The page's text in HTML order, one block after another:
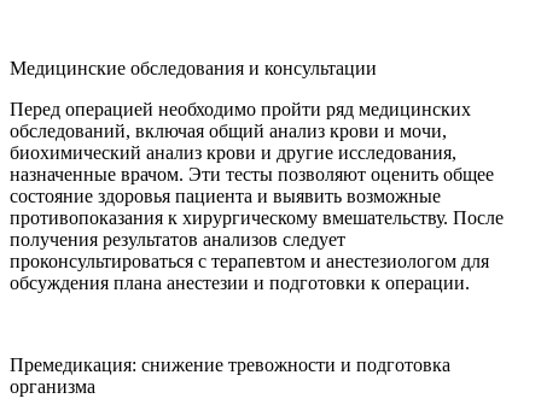
Медицинские обследования и консультации
Перед операцией необходимо пройти ряд медицинских
обследований, включая общий анализ крови и мочи,
биохимический анализ крови и другие исследования,
назначенные врачом. Эти тесты позволяют оценить общее
состояние здоровья пациента и выявить возможные
противопоказания к хирургическому вмешательству. После
получения результатов анализов следует
проконсультироваться с терапевтом и анестезиологом для
обсуждения плана анестезии и подготовки к операции.
Премедикация: снижение тревожности и подготовка
организма